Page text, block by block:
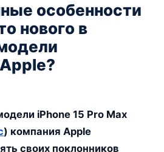
особенности
нового в
iPhone 15 Pro Max
) компания Apple
своих поклонников